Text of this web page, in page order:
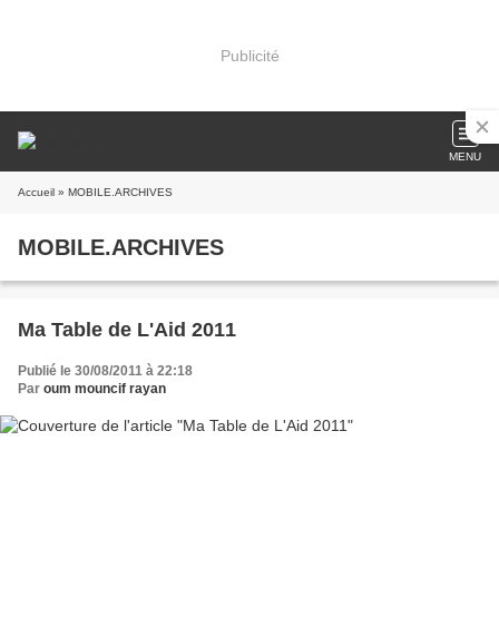
Publicité
MENU
Accueil » MOBILE.ARCHIVES
MOBILE.ARCHIVES
Ma Table de L'Aid 2011
Publié le 30/08/2011 à 22:18
Par oum mouncif rayan